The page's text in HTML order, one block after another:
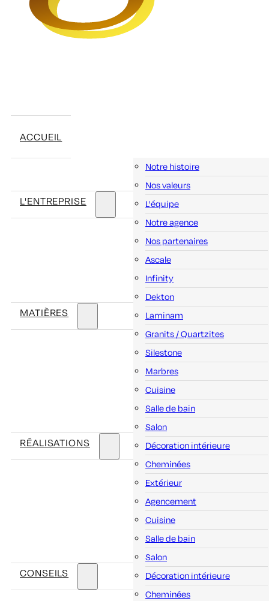
ACCUEIL
L'ENTREPRISE
Notre histoire
Nos valeurs
L'équipe
Notre agence
Nos partenaires
MATIÈRES
Ascale
Infinity
Dekton
Laminam
Granits / Quartzites
Silestone
Marbres
RÉALISATIONS
Cuisine
Salle de bain
Salon
Décoration intérieure
Cheminées
Extérieur
Agencement
CONSEILS
Cuisine
Salle de bain
Salon
Décoration intérieure
Cheminées